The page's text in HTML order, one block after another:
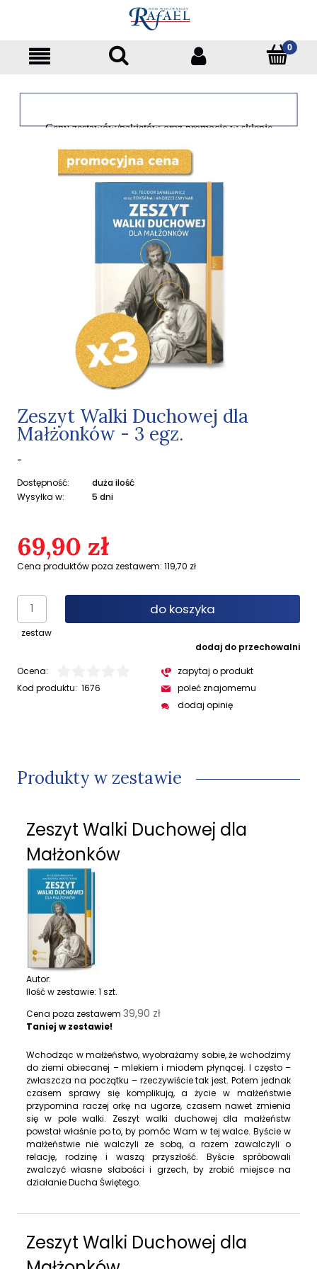
Ceny zestawów/pakietów oraz promocje w sklepie
Zeszyt Walki Duchowej dla
Małżonków - 3 egz.
-
Dostępność:
duża ilość
Wysyłka w:
5 dni
69,90 zł
Cena produktów poza zestawem: 119,70 zł
zestaw
do koszyka
dodaj do przechowalni
Ocena:
Kod produktu: 1676
zapytaj o produkt
poleć znajomemu
dodaj opinię
Produkty w zestawie
Zeszyt Walki Duchowej dla
Małżonków
Autor:
Ilość w zestawie: 1 szt.
Cena poza zestawem 39,90 zł
Taniej w zestawie!
Wchodząc w małżeństwo, wyobrażamy sobie, że wchodzimy
do ziemi obiecanej – mlekiem i miodem płynącej. I często –
zwłaszcza na początku – rzeczywiście tak jest. Potem jednak
czasem sprawy się komplikują, a życie w małżeństwie
przypomina raczej orkę na ugorze, czasem nawet zmienia
się w pole walki. Zeszyt walki duchowej dla małżeństw
powstał właśnie po to, by pomóc Wam w tej walce. Byście w
małżeństwie nie walczyli ze sobą, a razem zawalczyli o
relację, rodzinę i waszą przyszłość. Byście spróbowali
zwalczyć własne słabości i grzech, by zrobić miejsce na
działanie Ducha Świętego.
Zeszyt Walki Duchowej dla